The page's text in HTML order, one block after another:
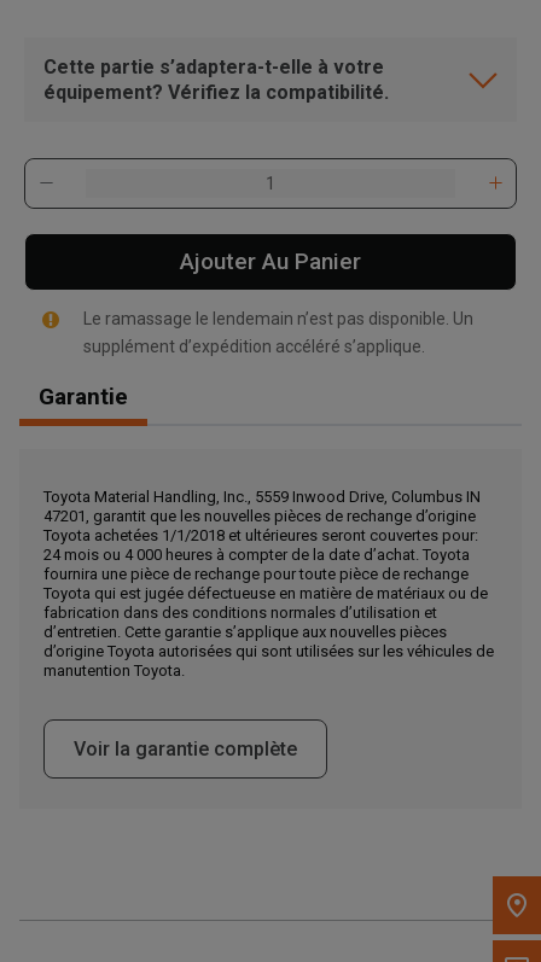
Obtenir une direction
Appelez maintenant
Envoyez un message au concessionnaire
Écrivez-nous
Veuillez mettre à jour le code postal 'Livrer à' dans le volet de
navigation supérieur pour rechercher un autre concessionnaire.
Cette partie s’adaptera-t-elle à votre
équipement? Vérifiez la compatibilité.
Ajouter Au Panier
Le ramassage le lendemain n’est pas disponible. Un
supplément d’expédition accéléré s’applique.
Garantie
Toyota Material Handling, Inc., 5559 Inwood Drive, Columbus IN
47201, garantit que les nouvelles pièces de rechange d’origine
Toyota achetées 1/1/2018 et ultérieures seront couvertes pour:
24 mois ou 4 000 heures à compter de la date d’achat. Toyota
fournira une pièce de rechange pour toute pièce de rechange
Toyota qui est jugée défectueuse en matière de matériaux ou de
fabrication dans des conditions normales d’utilisation et
d’entretien. Cette garantie s’applique aux nouvelles pièces
d’origine Toyota autorisées qui sont utilisées sur les véhicules de
manutention Toyota.
Voir la garantie complète